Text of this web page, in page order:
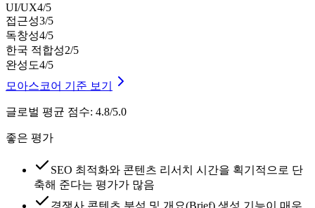
UI/UX4/5
접근성3/5
독창성4/5
한국 적합성2/5
완성도4/5
모아스코어 기준 보기
글로벌 평균 점수: 4.8/5.0
좋은 평가
SEO 최적화와 콘텐츠 리서치 시간을 획기적으로 단
축해 준다는 평가가 많음
경쟁사 콘텐츠 분석 및 개요(Brief) 생성 기능이 매우